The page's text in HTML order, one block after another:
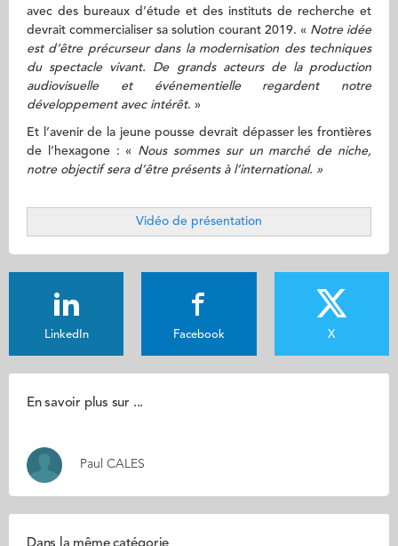
avec des bureaux d’étude et des instituts de recherche et
devrait commercialiser sa solution courant 2019. « Notre idée
est d’être précurseur dans la modernisation des techniques
du spectacle vivant. De grands acteurs de la production
audiovisuelle et événementielle regardent notre
développement avec intérêt. »
Et l’avenir de la jeune pousse devrait dépasser les frontières
de l’hexagone : « Nous sommes sur un marché de niche,
notre objectif sera d’être présents à l’international. »
Vidéo de présentation
LinkedIn Facebook X
En savoir plus sur ...
Paul CALES